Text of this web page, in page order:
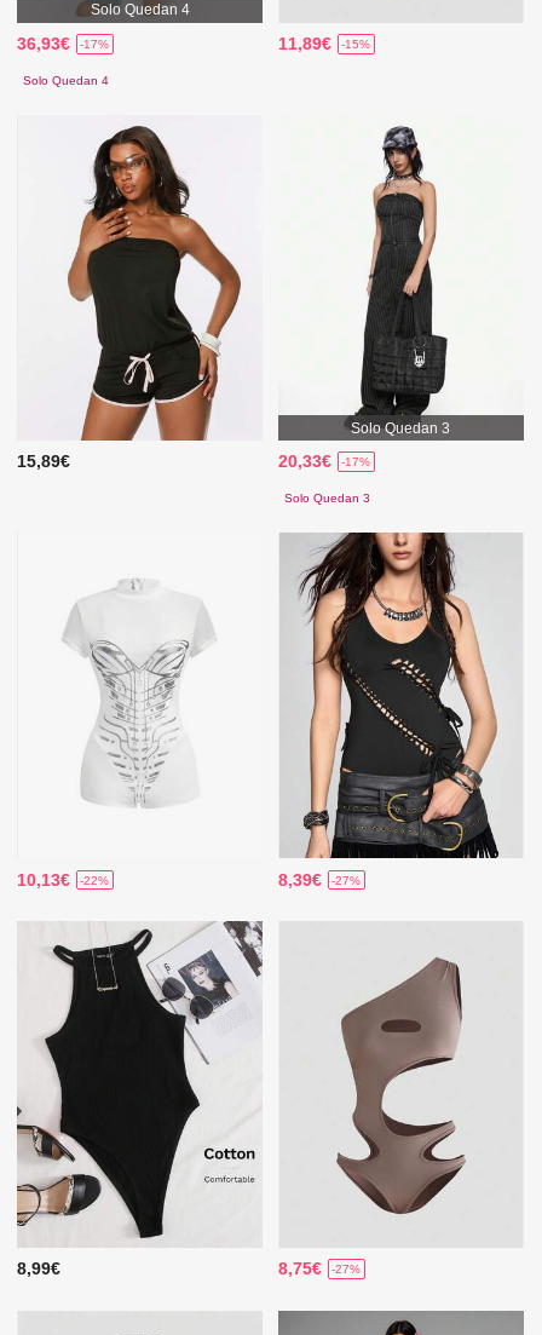
Solo Quedan 4
36,93€ -17%
Solo Quedan 4
11,89€ -15%
15,89€
Solo Quedan 3
20,33€ -17%
Solo Quedan 3
10,13€ -22% 8,39€ -27%
8,99€ 8,75€ -27%